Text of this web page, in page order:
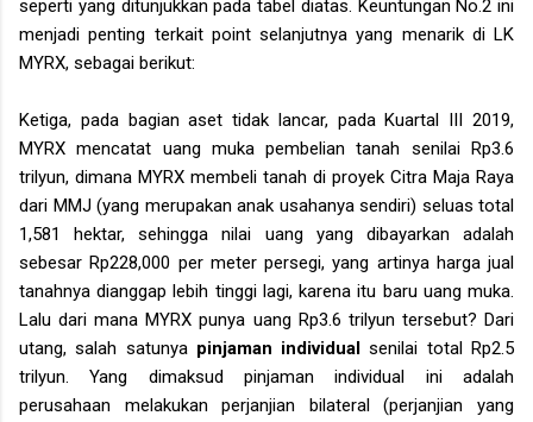
seperti yang ditunjukkan pada tabel diatas. Keuntungan No.2 ini
menjadi penting terkait point selanjutnya yang menarik di LK
MYRX, sebagai berikut:
Ketiga, pada bagian aset tidak lancar, pada Kuartal III 2019,
MYRX mencatat uang muka pembelian tanah senilai Rp3.6
trilyun, dimana MYRX membeli tanah di proyek Citra Maja Raya
dari MMJ (yang merupakan anak usahanya sendiri) seluas total
1,581 hektar, sehingga nilai uang yang dibayarkan adalah
sebesar Rp228,000 per meter persegi, yang artinya harga jual
tanahnya dianggap lebih tinggi lagi, karena itu baru uang muka.
Lalu dari mana MYRX punya uang Rp3.6 trilyun tersebut? Dari
utang, salah satunya pinjaman individualsenilai total Rp2.5
trilyun. Yang dimaksud pinjaman individual ini adalah
perusahaan melakukan perjanjian bilateral (perjanjian yang